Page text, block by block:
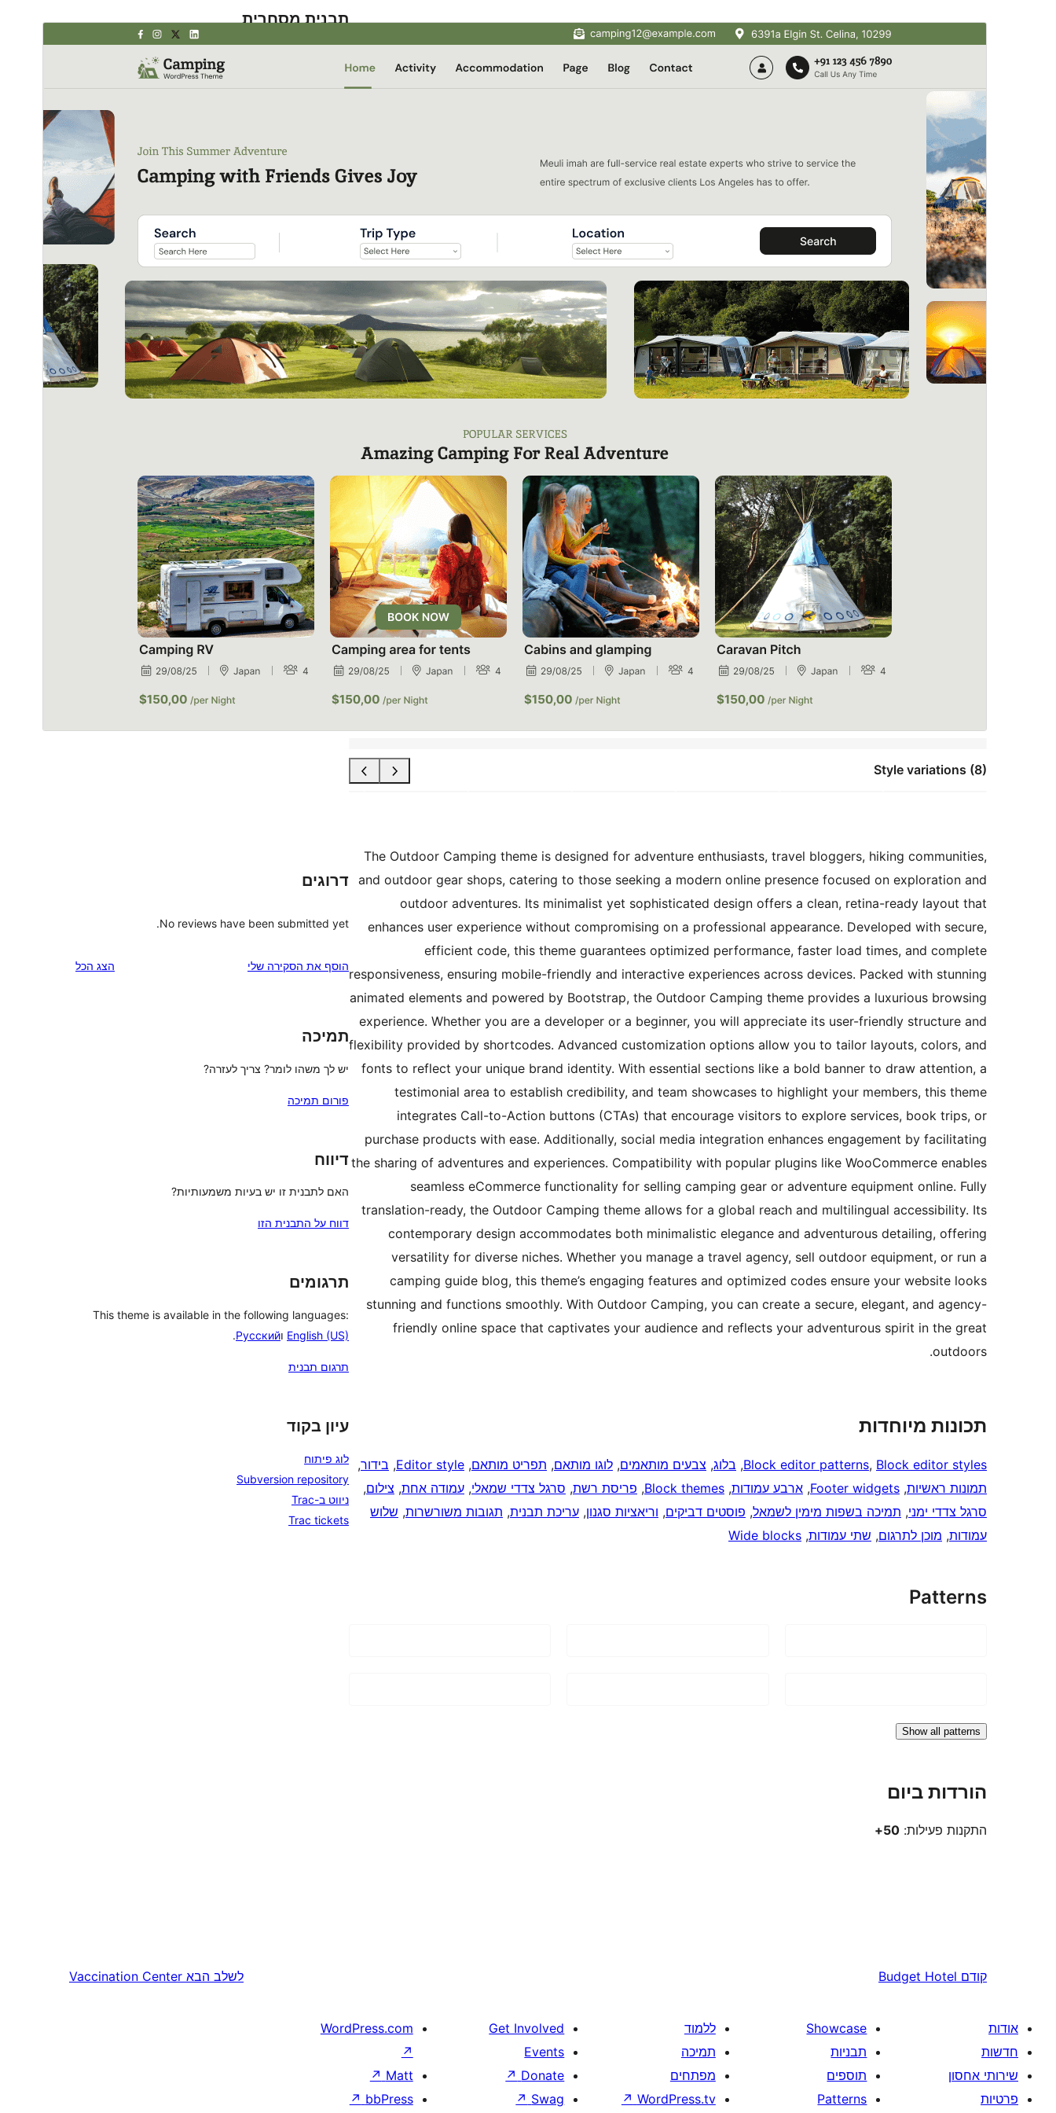
Style variations (8)
תבנית מסחרית
This theme is free but offers additional paid
commercial upgrades or support.
תצוגה מקדימההורדה
התקנות פעילות
50+
גרסת וורדפרס
האתר של התבנית
The Outdoor Camping theme is designed for adventure enthusiasts, travel bloggers, hiking communities,
and outdoor gear shops, catering to those seeking a modern online presence focused on exploration and
outdoor adventures. Its minimalist yet sophisticated design offers a clean, retina-ready layout that
enhances user experience without compromising on a professional appearance. Developed with secure,
efficient code, this theme guarantees optimized performance, faster load times, and complete
responsiveness, ensuring mobile-friendly and interactive experiences across devices. Packed with stunning
animated elements and powered by Bootstrap, the Outdoor Camping theme provides a luxurious browsing
experience. Whether you are a developer or a beginner, you will appreciate its user-friendly structure and
flexibility provided by shortcodes. Advanced customization options allow you to tailor layouts, colors, and
fonts to reflect your unique brand identity. With essential sections like a bold banner to draw attention, a
testimonial area to establish credibility, and team showcases to highlight your members, this theme
integrates Call-to-Action buttons (CTAs) that encourage visitors to explore services, book trips, or
purchase products with ease. Additionally, social media integration enhances engagement by facilitating
the sharing of adventures and experiences. Compatibility with popular plugins like WooCommerce enables
seamless eCommerce functionality for selling camping gear or adventure equipment online. Fully
translation-ready, the Outdoor Camping theme allows for a global reach and multilingual accessibility. Its
contemporary design accommodates both minimalistic elegance and adventurous detailing, offering
versatility for diverse niches. Whether you manage a travel agency, sell outdoor equipment, or run a
camping guide blog, this theme’s engaging features and optimized codes ensure your website looks
stunning and functions smoothly. With Outdoor Camping, you can create a secure, elegant, and agency-
friendly online space that captivates your audience and reflects your adventurous spirit in the great
outdoors.
תכונות מיוחדות
Block editor patterns, Block editor styles
, בלוג, צבעים מותאמים, לוגו מותאם, תפריט מותאם,
Editor style
, בידור,
תמונות ראשיות,
Footer widgets
, ארבע עמודות,
Block themes
, פריסת רשת, סרגל צדדי שמאלי, עמודה אחת, צילום,
סרגל צדדי ימני, תמיכה בשפות מימין לשמאל, פוסטים דביקים, וריאציות סגנון, עריכת תבנית, תגובות משורשרות, שלוש
עמודות, מוכן לתרגום, שתי עמודות,
Wide blocks
Patterns
Show all patterns
הורדות ביום
התקנות פעילות: 50+
דרוגים
No reviews have been submitted yet.
הוסף את הסקירה שלי הצג הכל
תמיכה
יש לך משהו לומר? צריך לעזרה?
פורום תמיכה
דיווח
האם לתבנית זו יש בעיות משמעותיות?
דווח על התבנית הזו
תרגומים
This theme is available in the following languages:
English (US) וРусский
.
תרגום תבנית
עיון בקוד
לוג פיתוח
Subversion repository
ניווט ב-Trac
Trac tickets
קודם Budget Hotel לשלב הבא Vaccination Center
אודות
חדשות
שירותי אחסון
פרטיות
Showcase
תבניות
תוספים
Patterns
ללמוד
תמיכה
מפתחים
WordPress.tv
↗
Get Involved
Events
Donate
↗
Swag
↗
WordPress.com
↗
Matt
↗
bbPress
↗